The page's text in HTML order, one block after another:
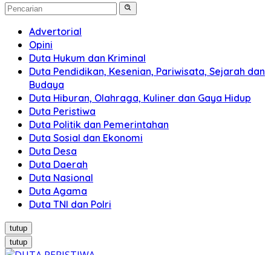
Advertorial
Opini
Duta Hukum dan Kriminal
Duta Pendidikan, Kesenian, Pariwisata, Sejarah dan
Budaya
Duta Hiburan, Olahraga, Kuliner dan Gaya Hidup
Duta Peristiwa
Duta Politik dan Pemerintahan
Duta Sosial dan Ekonomi
Duta Desa
Duta Daerah
Duta Nasional
Duta Agama
Duta TNI dan Polri
tutup
tutup